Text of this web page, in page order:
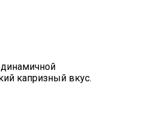
капризный вкус.